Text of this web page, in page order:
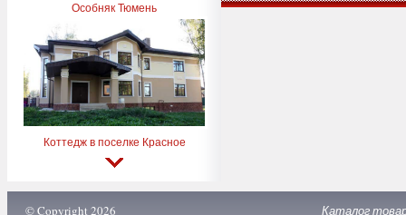
Особняк Тюмень
Коттедж в поселке Красное
© Copyright 2026 Каталог